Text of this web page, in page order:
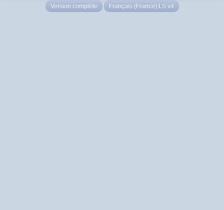
Version complète Français (France) LS v4